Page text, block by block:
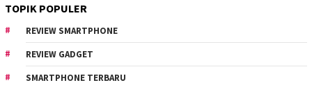
TOPIK POPULER
REVIEW SMARTPHONE
REVIEW GADGET
SMARTPHONE TERBARU